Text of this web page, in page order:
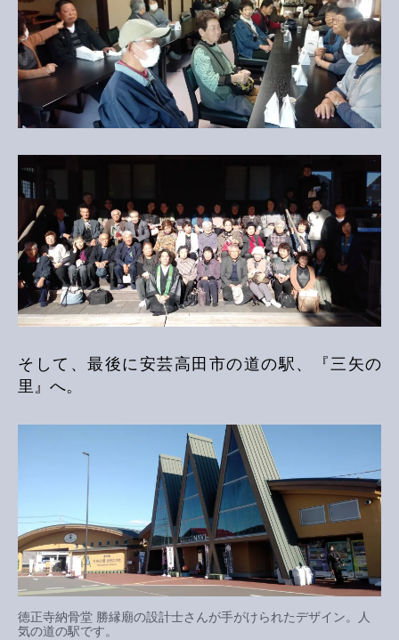
そして、最後に安芸高田市の道の駅、『三矢の
里』へ。
徳正寺納骨堂 勝縁廟の設計士さんが手がけられたデザイン。人
気の道の駅です。